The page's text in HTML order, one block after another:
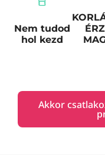
Nem tudod
hol kezd
Akkor